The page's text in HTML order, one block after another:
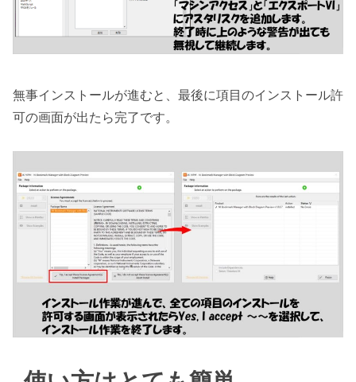
無事インストールが進むと、最後に項目のインストール許
可の画面が出たら完了です。